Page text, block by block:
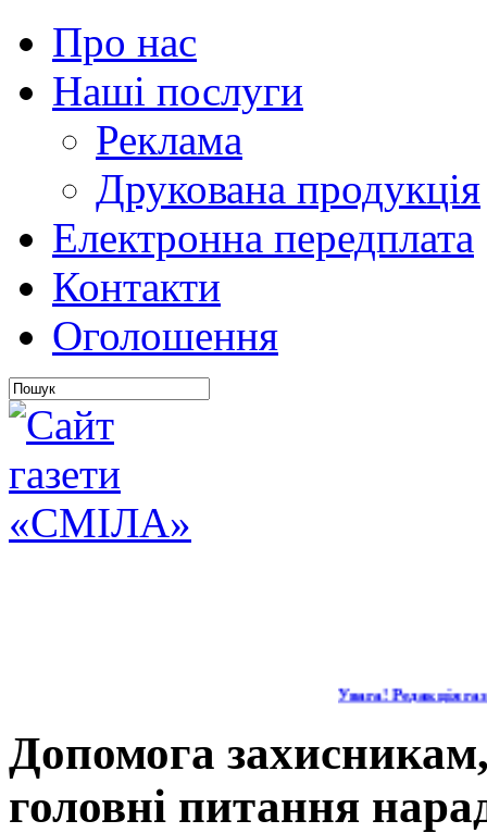
Про нас
Наші послуги
Реклама
Друкована продукція
Електронна передплата
Контакти
Оголошення
Увага! Редакція
Допомога
головні питання